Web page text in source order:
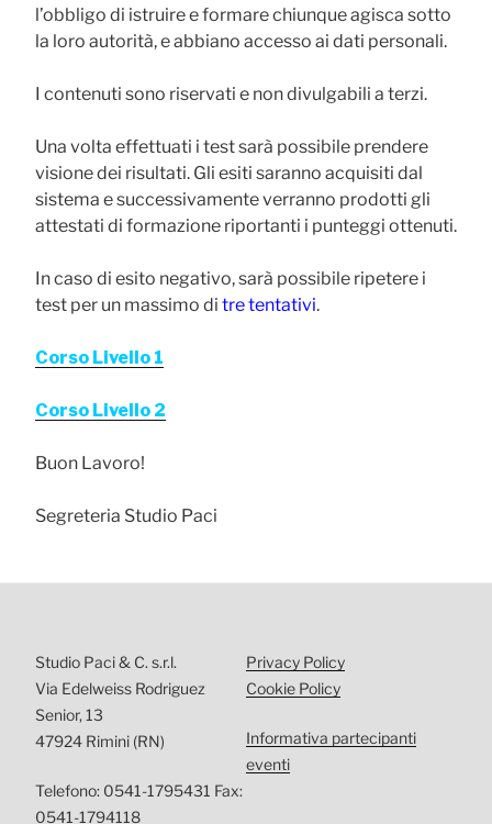
l’obbligo di istruire e formare chiunque agisca sotto
la loro autorità, e abbiano accesso ai dati personali.
I contenuti sono riservati e non divulgabili a terzi.
Una volta effettuati i test sarà possibile prendere
visione dei risultati. Gli esiti saranno acquisiti dal
sistema e successivamente verranno prodotti gli
attestati di formazione riportanti i punteggi ottenuti.
In caso di esito negativo, sarà possibile ripetere i
test per un massimo di tre tentativi.
Corso Livello 1
Corso Livello 2
Buon Lavoro!
Segreteria Studio Paci
Studio Paci & C. s.r.l.
Via Edelweiss Rodriguez
Senior, 13
47924 Rimini (RN)
Telefono: 0541-1795431 Fax:
0541-1794118
Privacy Policy
Cookie Policy
Informativa partecipanti
eventi